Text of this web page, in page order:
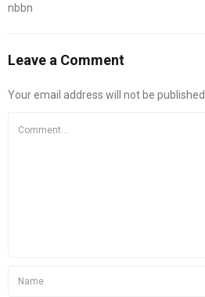
nbbn
Leave a Comment
Your email address will not be published.